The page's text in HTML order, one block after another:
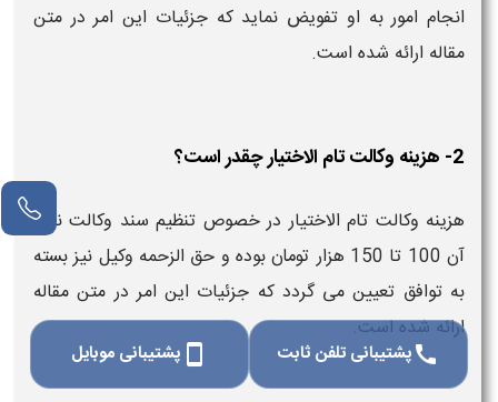
انجام امور به او تفویض نماید که جزئیات این امر در متن
مقاله ارائه شده است.
2- هزینه وکالت تام الاختیار چقدر است؟
هزینه وکالت تام الاختیار در خصوص تنظیم سند وکالت نامه
آن 100 تا 150 هزار تومان بوده و حق الزحمه وکیل نیز بسته
به توافق تعیین می گردد که جزئیات این امر در متن مقاله
ارائه شده است.
callپشتیبانی تلفن ثابت smartphone پشتیبانی موبایل